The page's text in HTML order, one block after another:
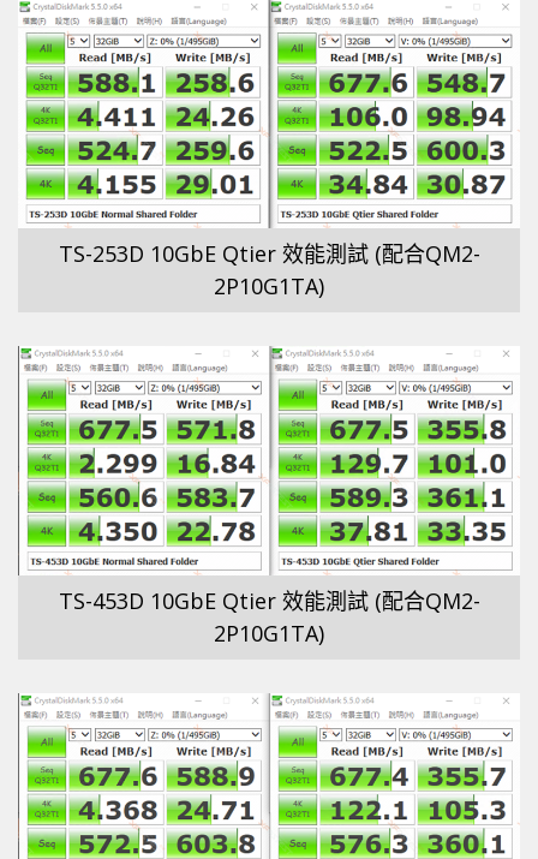
TS-253D 10GbE Qtier 效能測試 (配合QM2-
2P10G1TA)
TS-453D 10GbE Qtier 效能測試 (配合QM2-
2P10G1TA)